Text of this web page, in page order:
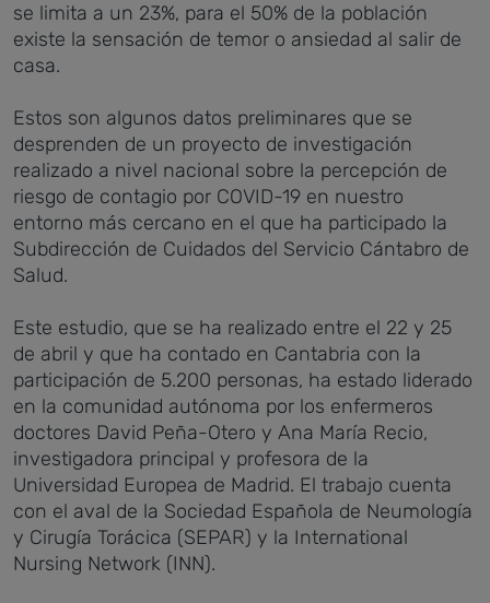
se limita a un 23%, para el 50% de la población
existe la sensación de temor o ansiedad al salir de
casa.
Estos son algunos datos preliminares que se
desprenden de un proyecto de investigación
realizado a nivel nacional sobre la percepción de
riesgo de contagio por COVID-19 en nuestro
entorno más cercano en el que ha participado la
Subdirección de Cuidados del Servicio Cántabro de
Salud.
Este estudio, que se ha realizado entre el 22 y 25
de abril y que ha contado en Cantabria con la
participación de 5.200 personas, ha estado liderado
en la comunidad autónoma por los enfermeros
doctores David Peña-Otero y Ana María Recio,
investigadora principal y profesora de la
Universidad Europea de Madrid. El trabajo cuenta
con el aval de la Sociedad Española de Neumología
y Cirugía Torácica (SEPAR) y la International
Nursing Network (INN).